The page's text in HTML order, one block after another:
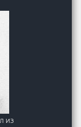
из